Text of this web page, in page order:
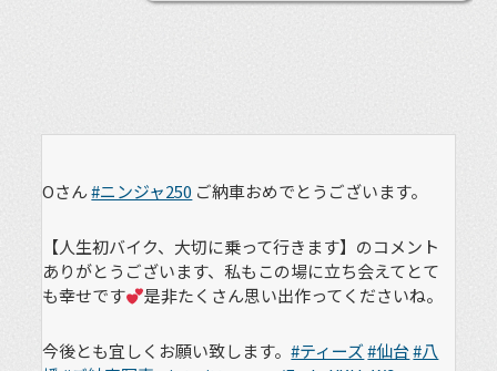
Oさん#ニンジャ250 ご納車おめでとうございます。
【人生初バイク、大切に乗って行きます】のコメント
ありがとうございます、私もこの場に立ち会えてとて
も幸せです
是非たくさん思い出作ってくださいね。
今後とも宜しくお願い致します。#ティーズ#仙台#八